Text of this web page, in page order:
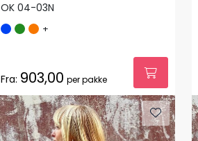
OK 04-03N
+
Fra: 903,00 per pakke